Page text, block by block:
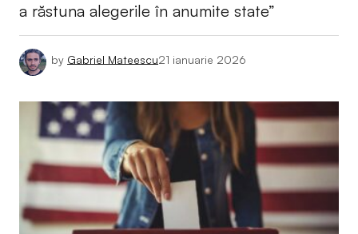
a răstuna alegerile în anumite state”
by Gabriel Mateescu21 ianuarie 2026